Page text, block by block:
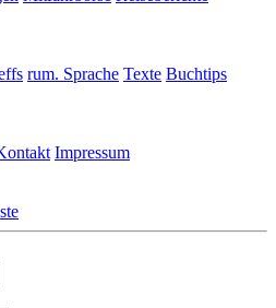
rum. Sprache Texte Buchtips
Impressum